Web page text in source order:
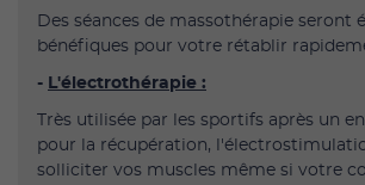
Des séances de massothérapie seront
bénéfiques pour votre rétablir
- L'électrothérapie :
Très utilisée par les sportifs après un
pour la récupération,
solliciter vos muscles même si votre